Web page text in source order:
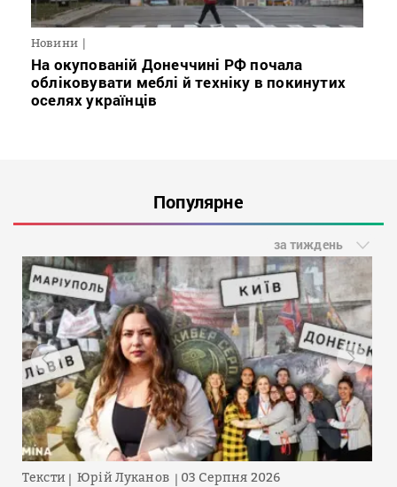
Новини
На окупованій Донеччині РФ почала
обліковувати меблі й техніку в покинутих
оселях українців
Популярне
за тиждень
Тексти Юрій Луканов 03 Серпня 2026